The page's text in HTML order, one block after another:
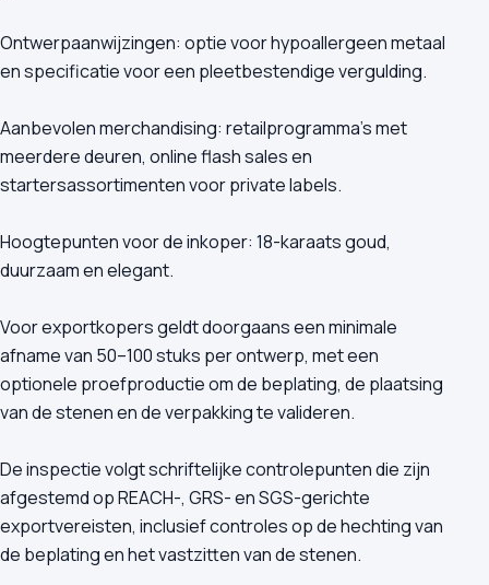
Ontwerpaanwijzingen: optie voor hypoallergeen metaal
en specificatie voor een pleetbestendige vergulding.
Aanbevolen merchandising: retailprogramma's met
meerdere deuren, online flash sales en
startersassortimenten voor private labels.
Hoogtepunten voor de inkoper: 18-karaats goud,
duurzaam en elegant.
Voor exportkopers geldt doorgaans een minimale
afname van 50–100 stuks per ontwerp, met een
optionele proefproductie om de beplating, de plaatsing
van de stenen en de verpakking te valideren.
De inspectie volgt schriftelijke controlepunten die zijn
afgestemd op REACH-, GRS- en SGS-gerichte
exportvereisten, inclusief controles op de hechting van
de beplating en het vastzitten van de stenen.